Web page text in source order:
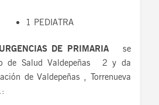
1 PEDIATRA
DE PRIMARIA
se
de Salud Valdepeñas 2 y da
de Valdepeñas , Torrenueva